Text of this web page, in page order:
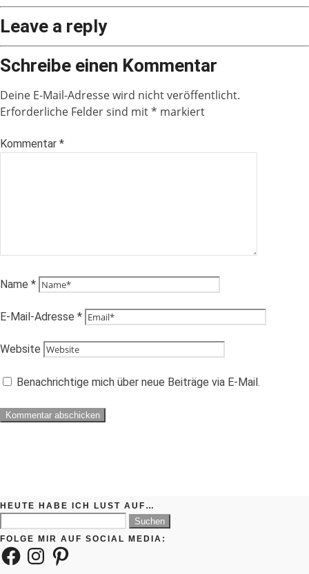
Leave a reply
Schreibe einen Kommentar
Deine E-Mail-Adresse wird nicht veröffentlicht.
Erforderliche Felder sind mit* markiert
Kommentar *
Name *
E-Mail-Adresse *
Website
Benachrichtige mich über neue Beiträge via E-Mail.
HEUTE HABE ICH LUST AUF…
nach:
FOLGE MIR AUF SOCIAL MEDIA:
FacebookInstagramPinterest